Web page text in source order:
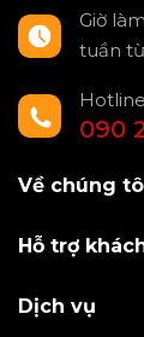
Giờ
tuần
Hotline
090
Về chúng
Hỗ trợ
Dịch vụ